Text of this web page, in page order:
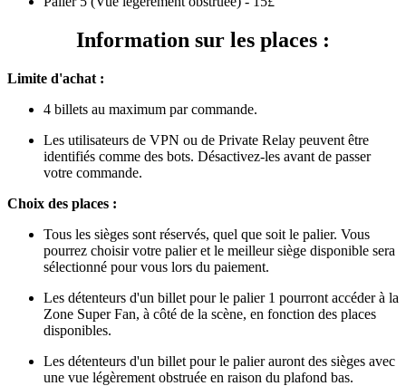
Information sur les places :
Limite d'achat :
4 billets au maximum par commande.
Les utilisateurs de VPN ou de Private Relay peuvent être
identifiés comme des bots. Désactivez-les avant de passer
votre commande.
Choix des places :
Tous les sièges sont réservés, quel que soit le palier. Vous
pourrez choisir votre palier et le meilleur siège disponible sera
sélectionné pour vous lors du paiement.
Les détenteurs d'un billet pour le palier 1 pourront accéder à la
Zone Super Fan, à côté de la scène, en fonction des places
disponibles.
Les détenteurs d'un billet pour le palier auront des sièges avec
une vue légèrement obstruée en raison du plafond bas.